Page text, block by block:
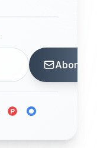
Abone